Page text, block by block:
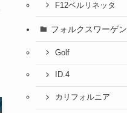
F12ベルリネッタ
フォルクスワーゲン
Golf
ID.4
カリフォルニア